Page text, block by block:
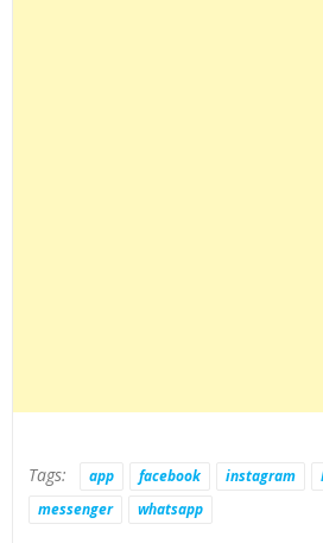
Tags: app facebook instagram
messenger
whatsapp